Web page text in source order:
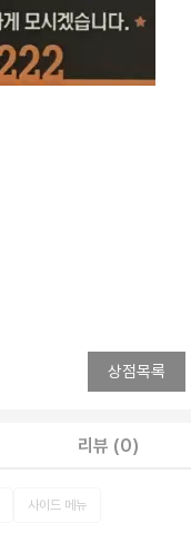
상점목록
리뷰 (0)
사이드 메뉴